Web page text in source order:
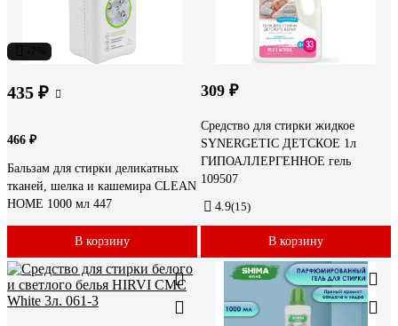
435 ₽
466 ₽
Бальзам для стирки деликатных
тканей, шелка и кашемира CLEAN
HOME 1000 мл 447
В корзину
309 ₽
Средство для стирки жидкое
SYNERGETIC ДЕТСКОЕ 1л
ГИПОАЛЛЕРГЕННОЕ гель
109507
4.9(15)
В корзину